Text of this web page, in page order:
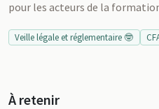
pour les acteurs de la
Veille légale et réglementaire 🤓
À retenir